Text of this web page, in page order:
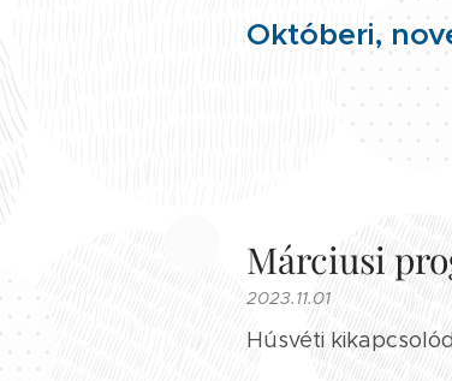
Októberi,
Márciusi
2023.11.01
Húsvéti